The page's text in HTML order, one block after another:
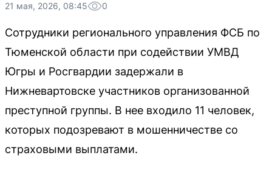
21 мая, 2026, 08:45 0
Сотрудники регионального управления ФСБ по
Тюменской области при содействии УМВД
Югры и Росгвардии задержали в
Нижневартовске участников организованной
преступной группы. В нее входило 11 человек,
которых подозревают в мошенничестве со
страховыми выплатами.